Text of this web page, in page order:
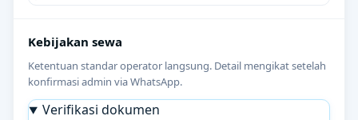
Kebijakan sewa
Ketentuan standar operator langsung. Detail mengikat setelah
konfirmasi admin via WhatsApp.
Verifikasi dokumen